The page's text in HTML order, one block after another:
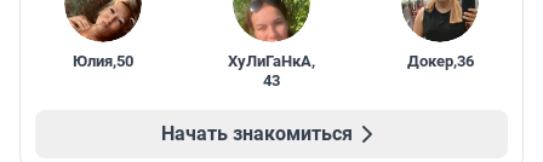
Юлия,50 ХуЛиГаНкА,
43
Докер,36
Начать знакомиться